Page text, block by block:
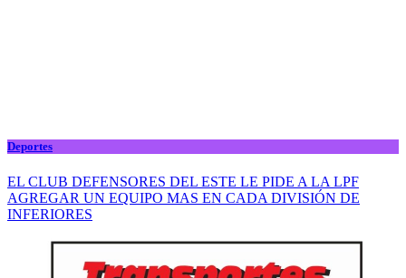
Deportes
EL CLUB DEFENSORES DEL ESTE LE PIDE A LA LPF
AGREGAR UN EQUIPO MAS EN CADA DIVISIÓN DE
INFERIORES